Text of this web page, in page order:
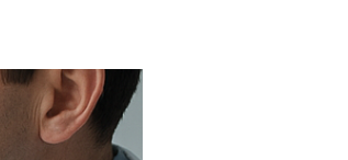
IMAGENES MEDICAS